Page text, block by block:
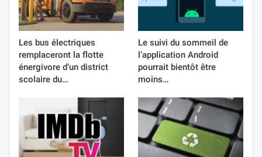
Les bus électriques
remplaceront la flotte
énergivore d’un district
scolaire du…
Le suivi du sommeil de
l’application Android
pourrait bientôt être
moins…